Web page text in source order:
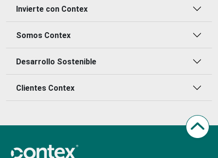
Invierte con Contex
Somos Contex
Desarrollo Sostenible
Clientes Contex